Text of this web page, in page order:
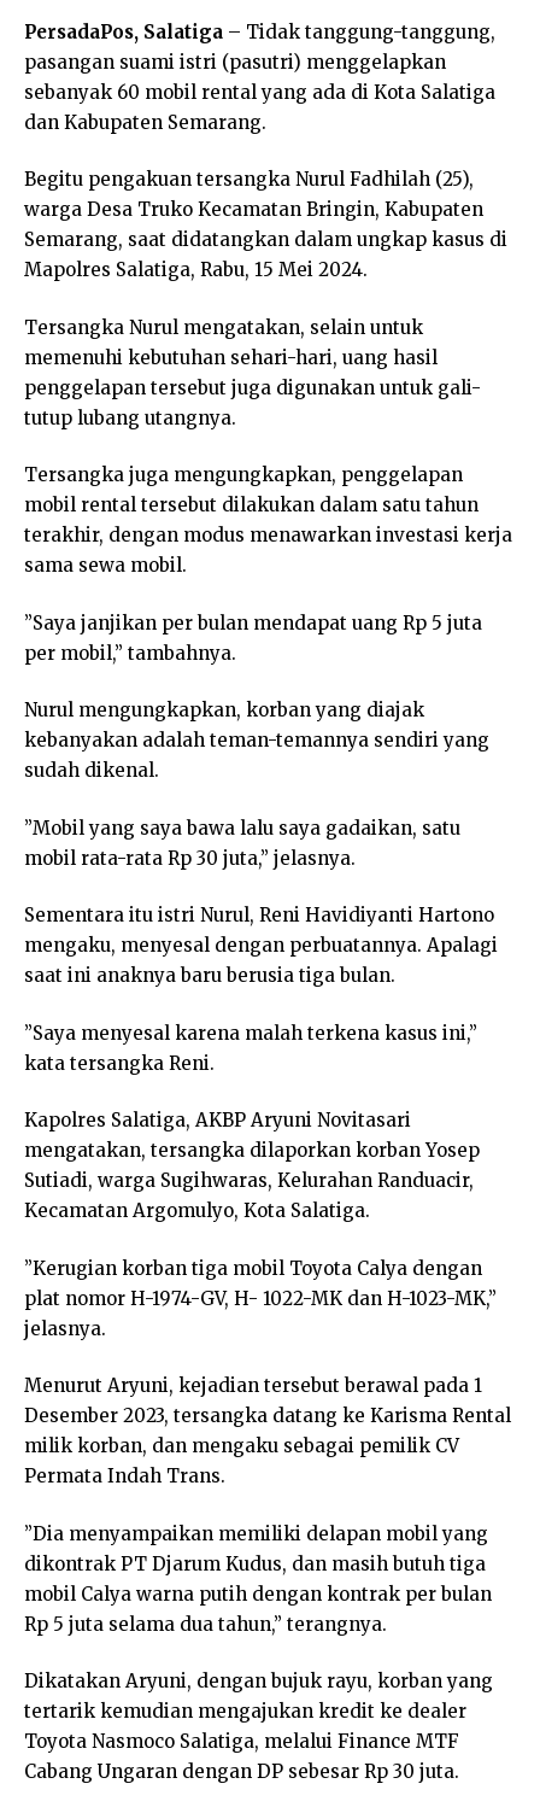
PersadaPos, Salatiga – Tidak tanggung-tanggung,
pasangan suami istri (pasutri) menggelapkan
sebanyak 60 mobil rental yang ada di Kota Salatiga
dan Kabupaten Semarang.
Begitu pengakuan tersangka Nurul Fadhilah (25),
warga Desa Truko Kecamatan Bringin, Kabupaten
Semarang, saat didatangkan dalam ungkap kasus di
Mapolres Salatiga, Rabu, 15 Mei 2024.
Tersangka Nurul mengatakan, selain untuk
memenuhi kebutuhan sehari-hari, uang hasil
penggelapan tersebut juga digunakan untuk gali-
tutup lubang utangnya.
Tersangka juga mengungkapkan, penggelapan
mobil rental tersebut dilakukan dalam satu tahun
terakhir, dengan modus menawarkan investasi kerja
sama sewa mobil.
”Saya janjikan per bulan mendapat uang Rp 5 juta
per mobil,” tambahnya.
Nurul mengungkapkan, korban yang diajak
kebanyakan adalah teman-temannya sendiri yang
sudah dikenal.
”Mobil yang saya bawa lalu saya gadaikan, satu
mobil rata-rata Rp 30 juta,” jelasnya.
Sementara itu istri Nurul, Reni Havidiyanti Hartono
mengaku, menyesal dengan perbuatannya. Apalagi
saat ini anaknya baru berusia tiga bulan.
”Saya menyesal karena malah terkena kasus ini,”
kata tersangka Reni.
Kapolres Salatiga, AKBP Aryuni Novitasari
mengatakan, tersangka dilaporkan korban Yosep
Sutiadi, warga Sugihwaras, Kelurahan Randuacir,
Kecamatan Argomulyo, Kota Salatiga.
”Kerugian korban tiga mobil Toyota Calya dengan
plat nomor H-1974-GV, H- 1022-MK dan H-1023-MK,”
jelasnya.
Menurut Aryuni, kejadian tersebut berawal pada 1
Desember 2023, tersangka datang ke Karisma Rental
milik korban, dan mengaku sebagai pemilik CV
Permata Indah Trans.
”Dia menyampaikan memiliki delapan mobil yang
dikontrak PT Djarum Kudus, dan masih butuh tiga
mobil Calya warna putih dengan kontrak per bulan
Rp 5 juta selama dua tahun,” terangnya.
Dikatakan Aryuni, dengan bujuk rayu, korban yang
tertarik kemudian mengajukan kredit ke dealer
Toyota Nasmoco Salatiga, melalui Finance MTF
Cabang Ungaran dengan DP sebesar Rp 30 juta.